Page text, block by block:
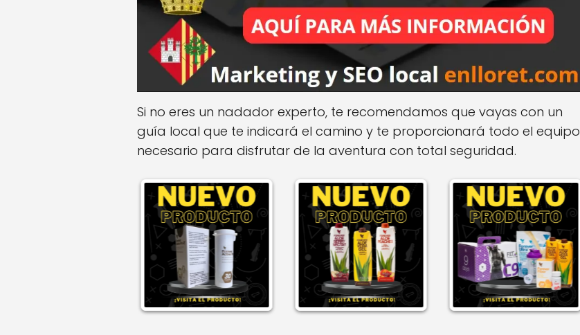
Si no eres un nadador experto, te recomendamos que vayas con un
guía local que te indicará el camino y te proporcionará todo el equipo
necesario para disfrutar de la aventura con total seguridad.